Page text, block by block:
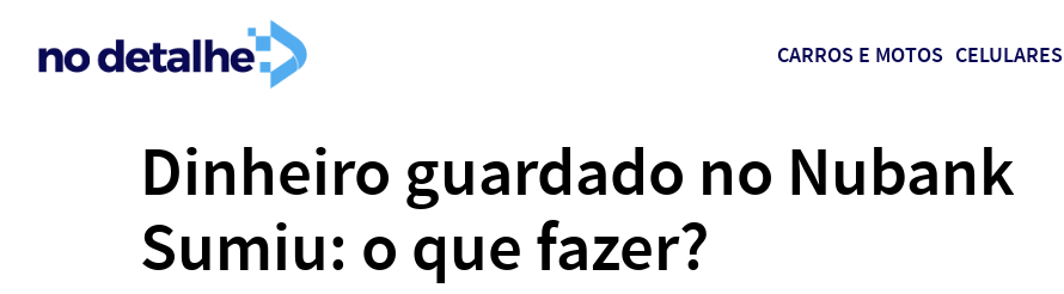
CARROS E MOTOS CELULARES
Dinheiro guardado no Nubank
Sumiu: o que fazer?